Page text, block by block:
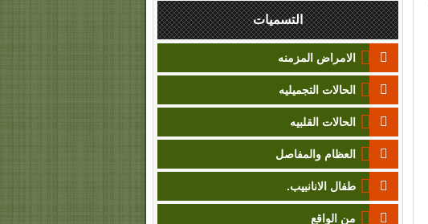
التسميات
الامراض المزمنه
الحالات التجميليه
الحالات القلبيه
العظام والمفاصل
طفال الانانبيب.
من الواقع